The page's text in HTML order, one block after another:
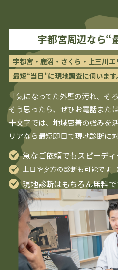
宇都宮周辺なら“
宇都宮・鹿沼・さくら・上三川エ
最短“当日”に現地調査に伺います。
「気になってた外壁の汚れ、そ
そう思ったら、ぜひお電話また
十文字では、地域密着の強みを活
リアなら最短即日で現地診断に
急なご依頼でもスピーデ
土日や夕方の診断も可能です（
現地診断はもちろん無料